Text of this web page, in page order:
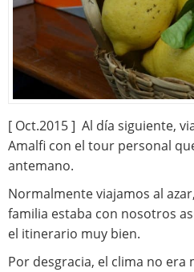
[ Oct.2015 ] Al día siguiente,
Amalfi con el tour personal
antemano.
Normalmente viajamos al
familia estaba con nosotros
el itinerario muy bien.
Por desgracia, el clima no era